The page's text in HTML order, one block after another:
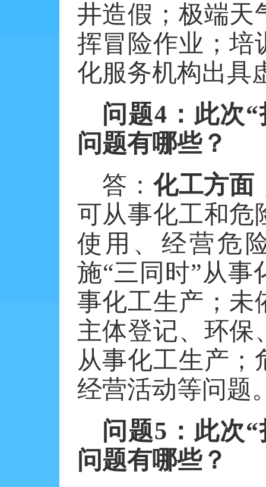
井造假；极端天
挥冒险作业；培
化服务机构出具
问题4：此次
问题有哪些？
答： 化工方面
可从事化工和危
使用、经营危
施“三同时”从
事化工生产；未
主体登记、环保
从事化工生产；
经营活动等问题
问题5 ：此次
问题有哪些？